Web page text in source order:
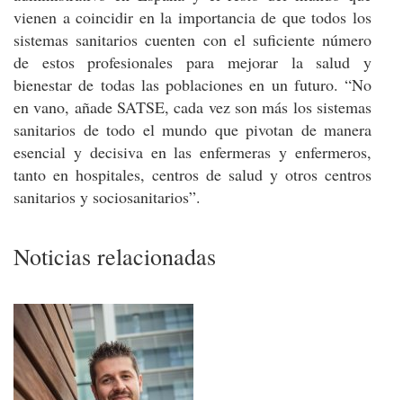
vienen a coincidir en la importancia de que todos los
sistemas sanitarios cuenten con el suficiente número
de estos profesionales para mejorar la salud y
bienestar de todas las poblaciones en un futuro. “No
en vano, añade SATSE, cada vez son más los sistemas
sanitarios de todo el mundo que pivotan de manera
esencial y decisiva en las enfermeras y enfermeros,
tanto en hospitales, centros de salud y otros centros
sanitarios y sociosanitarios”.
Noticias relacionadas